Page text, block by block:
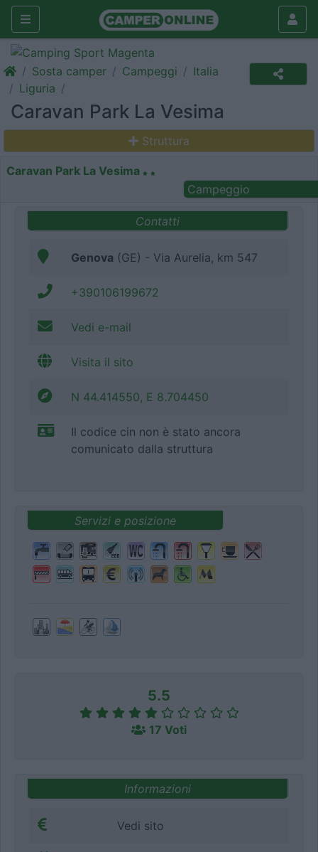
Sosta camper Campeggi
Italia
Liguria
Caravan Park La Vesima
Struttura
Caravan Park La Vesima
Campeggio
Contatti
Genova (GE) - Via Aurelia, km 547
+390106199672
Vedi e-mail
Visita il sito
N 44.414550, E 8.704450
Il codice cin non è stato ancora
comunicato dalla struttura
Servizi e posizione
5.5
17 Voti
Informazioni
Vedi sito